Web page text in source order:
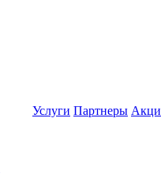
Услуги Партнеры